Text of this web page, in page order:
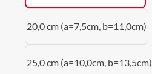
20,0 cm (a=7,5cm, b=11,0cm)
25,0 cm (a=10,0cm, b=13,5cm)